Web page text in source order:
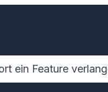
ein Feature